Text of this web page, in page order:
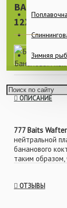
Зимняя
BAITS
12X14 ММ
ОПИСАНИЕ
777 Baits
нейтральной
бананового
таким
легко
ОТЗЫВЫ